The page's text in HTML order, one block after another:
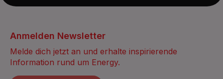
Anmelden Newsletter
Melde dich jetzt an und erhalte inspirierende
Information rund um Energy.